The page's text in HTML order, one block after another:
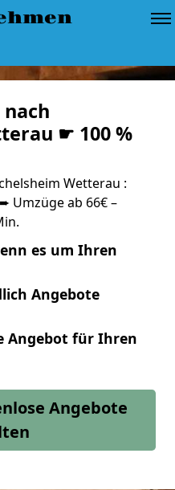
☛ 100 %
Wetterau :
Umzüge ab 66€ –
es um Ihren
Angebote
Angebot für Ihren
Angebote